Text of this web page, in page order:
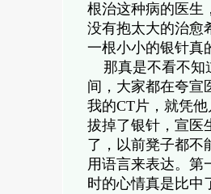
根治这种病的医生
没有抱太大的治愈
一根小小的银针真
那真是不看不知
间，大家都在夸宣
我的CT片，就凭
拔掉了银针，宣医
了，以前凳子都不
用语言来表达。第
时的心情真是比中